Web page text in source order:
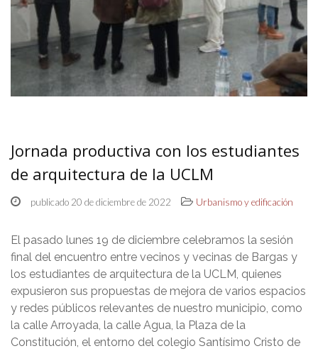
Jornada productiva con los estudiantes
de arquitectura de la UCLM
publicado 20 de diciembre de 2022 Urbanismo y edificación
El pasado lunes 19 de diciembre celebramos la sesión
final del encuentro entre vecinos y vecinas de Bargas y
los estudiantes de arquitectura de la UCLM, quienes
expusieron sus propuestas de mejora de varios espacios
y redes públicos relevantes de nuestro municipio, como
la calle Arroyada, la calle Agua, la Plaza de la
Constitución, el entorno del colegio Santísimo Cristo de